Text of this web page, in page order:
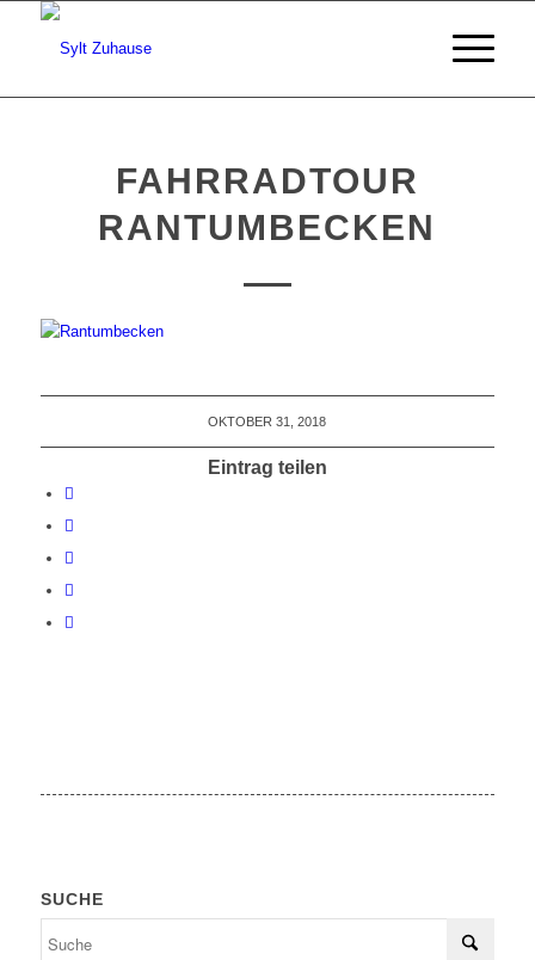
FAHRRADTOUR
RANTUMBECKEN
OKTOBER 31, 2018
Eintrag teilen
SUCHE